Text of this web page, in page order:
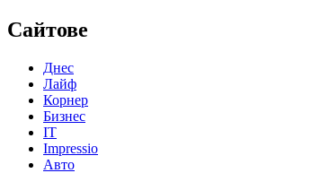
Сайтове
Днес
Лайф
Корнер
Бизнес
IT
Impressio
Авто